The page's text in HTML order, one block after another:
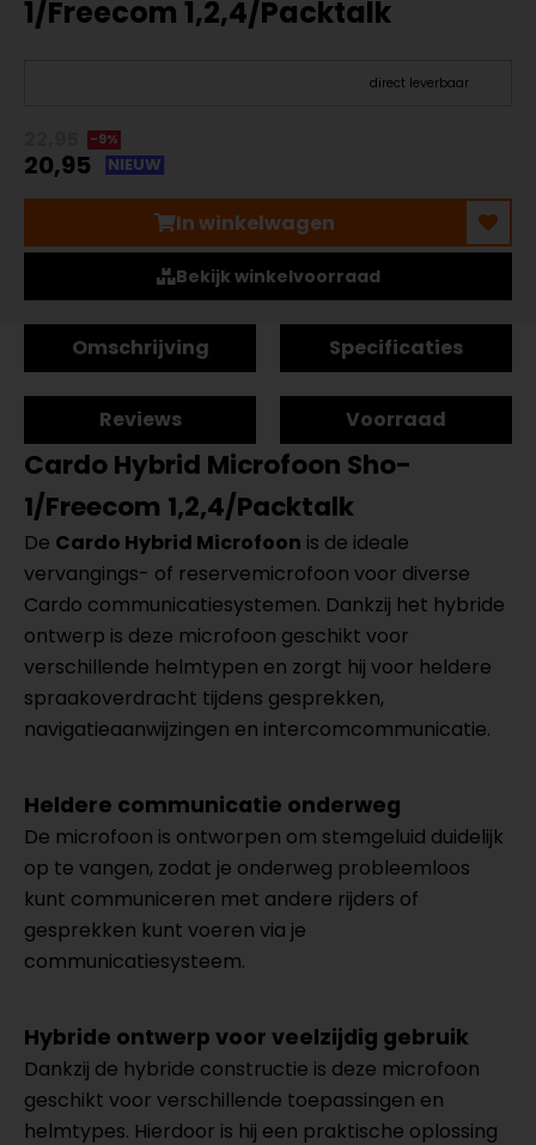
1/Freecom 1,2,4/Packtalk
direct leverbaar
-9%
20,95 NIEUW
In winkelwagen
Bekijk winkelvoorraad
Omschrijving Specificaties
Reviews Voorraad
Cardo Hybrid Microfoon Sho-
1/Freecom 1,2,4/Packtalk
De Cardo Hybrid Microfoon is de ideale
vervangings- of reservemicrofoon voor diverse
Cardo communicatiesystemen. Dankzij het hybride
ontwerp is deze microfoon geschikt voor
verschillende helmtypen en zorgt hij voor heldere
spraakoverdracht tijdens gesprekken,
navigatieaanwijzingen en intercomcommunicatie.
Heldere communicatie onderweg
De microfoon is ontworpen om stemgeluid duidelijk
op te vangen, zodat je onderweg probleemloos
kunt communiceren met andere rijders of
gesprekken kunt voeren via je
communicatiesysteem.
Hybride ontwerp voor veelzijdig gebruik
Dankzij de hybride constructie is deze microfoon
geschikt voor verschillende toepassingen en
helmtypes. Hierdoor is hij een praktische oplossing